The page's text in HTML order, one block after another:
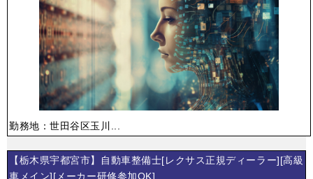
勤務地：世田谷区玉川...
【栃木県宇都宮市】自動車整備士[レクサス正規ディーラー][高級
車メイン][メーカー研修参加OK]